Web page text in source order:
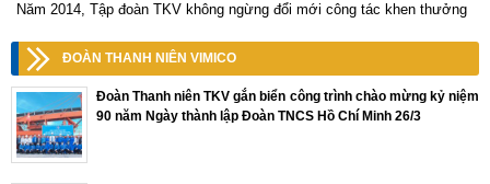
Năm 2014, Tập đoàn TKV không ngừng đổi mới công tác khen thưởng
ĐOÀN THANH NIÊN VIMICO
Đoàn Thanh niên TKV gắn biển công trình chào mừng kỷ niệm
90 năm Ngày thành lập Đoàn TNCS Hồ Chí Minh 26/3